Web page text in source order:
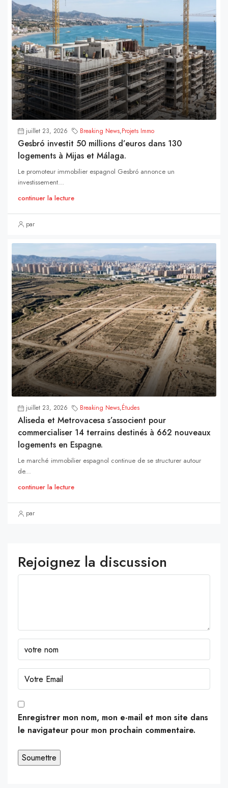
juillet 23, 2026 Breaking News,Projets Immo
Gesbró investit 50 millions d’euros dans 130
logements à Mijas et Málaga.
Le promoteur immobilier espagnol Gesbró annonce un
investissement...
continuer la lecture
par
juillet 23, 2026 Breaking News,Études
Aliseda et Metrovacesa s’associent pour
commercialiser 14 terrains destinés à 662 nouveaux
logements en Espagne.
Le marché immobilier espagnol continue de se structurer autour
de...
continuer la lecture
par
Rejoignez la discussion
Enregistrer mon nom, mon e-mail et mon site dans
le navigateur pour mon prochain commentaire.